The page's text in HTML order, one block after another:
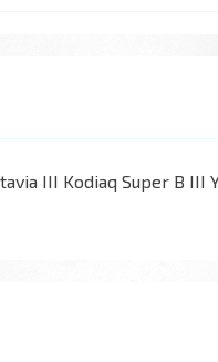
III Kodiaq Super B III